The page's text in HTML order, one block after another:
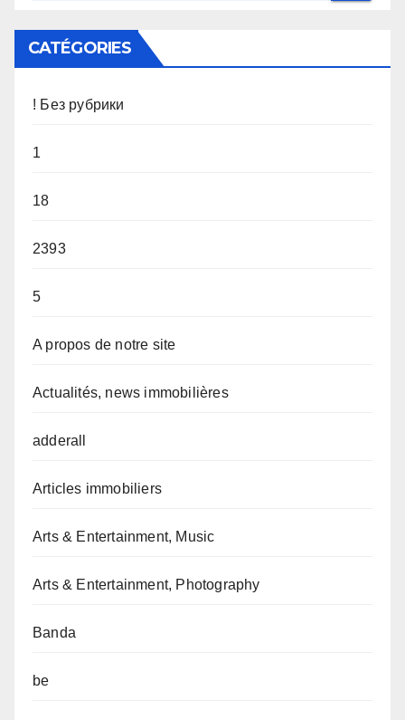
CATÉGORIES
! Без рубрики
1
18
2393
5
A propos de notre site
Actualités, news immobilières
adderall
Articles immobiliers
Arts & Entertainment, Music
Arts & Entertainment, Photography
Banda
be